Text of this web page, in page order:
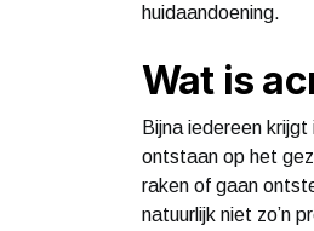
huidaandoening.
Wat is
Bijna iedereen
ontstaan op het
raken of gaan
natuurlijk niet zo’n